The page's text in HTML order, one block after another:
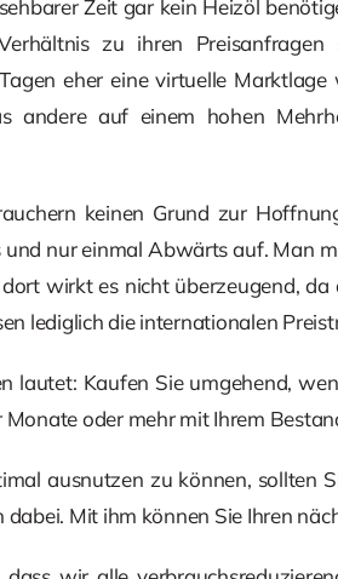
Zeit gar kein Heizöl
zu ihren Preisanfragen
eher eine virtuelle
andere auf einem hohen
keinen Grund zur
nur einmal Abwärts auf. Man
wirkt es nicht überzeugend,
lediglich die internationalen
lautet: Kaufen Sie umgehend,
oder mehr mit Ihrem
ausnutzen zu können, sollten
Mit ihm können Sie Ihren